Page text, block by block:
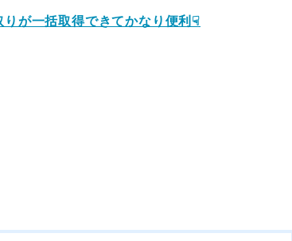
が一括取得できてかなり便利☟